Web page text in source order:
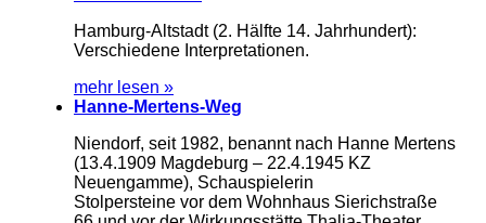
Hamburg-Altstadt (2. Hälfte 14. Jahrhundert):
Verschiedene Interpretationen.
mehr lesen »
Hanne-Mertens-Weg
Niendorf, seit 1982, benannt nach Hanne Mertens
(13.4.1909 Magdeburg – 22.4.1945 KZ
Neuengamme), Schauspielerin
Stolpersteine vor dem Wohnhaus Sierichstraße